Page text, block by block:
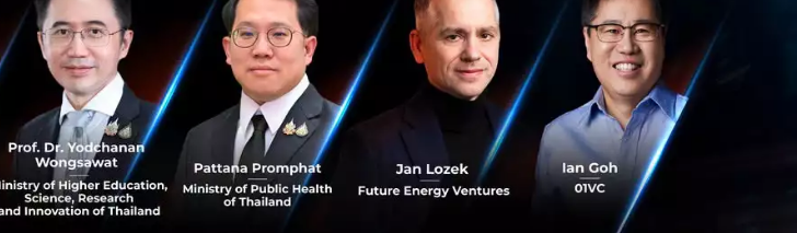
ราคุ้นเคยกับเอกสารกระดาษต้องไปพบตัวแทนเพื่อ
งคลิกผ่านหน้าจอก็เรียบร้อยแล้ว
ละไม่ใช่เรื่องใหม่แล้ว ในขณะที่วงการ FinTech มีเด็ก
ผูกขาดอย่างแต่ก่อน ซึ่งไม่ได้เกิดขึ้นแค่ในประเทศไทย
ห้บริการในไทยด้วย ฝั่งของธนาคารเองก็กำลังปรับ
คุมก็เริ่มเกิดคู่แข่งมากมาย ทำให้ต้องปรับโครงสร้างเพื่อ